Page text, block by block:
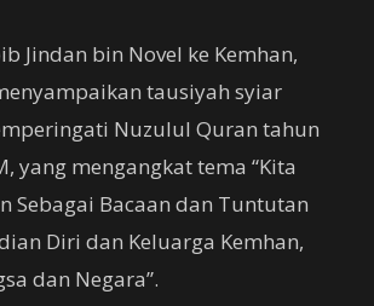
Jindan bin Novel ke Kemhan,
tausiyah syiar
Nuzulul Quran tahun
yang mengangkat tema “Kita
Sebagai Bacaan dan Tuntutan
Diri dan Keluarga Kemhan,
dan Negara”.